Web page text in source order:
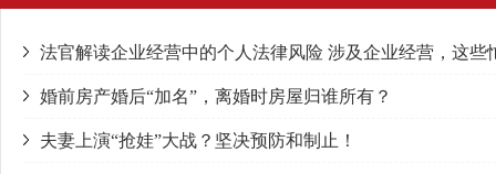
法官解读企业经营中的个人法律风险 涉及企业经营，这些
婚前房产婚后“加名”，离婚时房屋归谁所有？
夫妻上演“抢娃”大战？坚决预防和制止！